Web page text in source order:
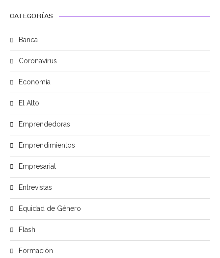
CATEGORÍAS
Banca
Coronavirus
Economía
El Alto
Emprendedoras
Emprendimientos
Empresarial
Entrevistas
Equidad de Género
Flash
Formación